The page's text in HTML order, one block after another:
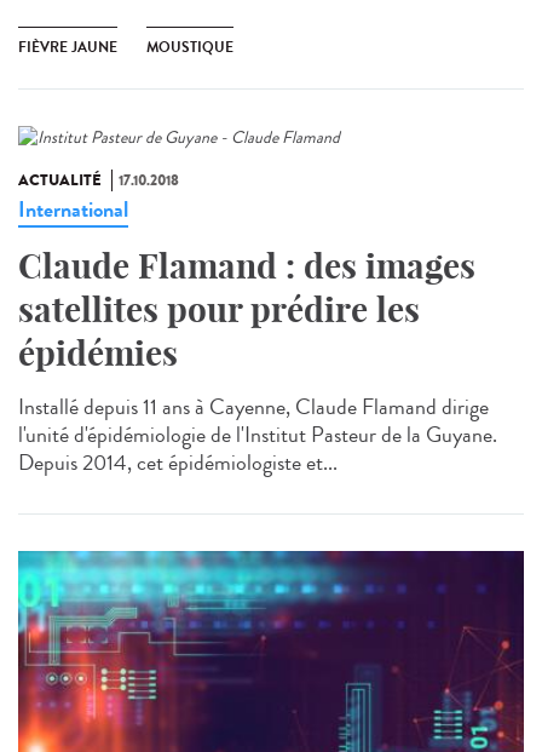
FIÈVRE JAUNE MOUSTIQUE
ACTUALITÉ 17.10.2018
International
Claude Flamand : des images
satellites pour prédire les
épidémies
Installé depuis 11 ans à Cayenne, Claude Flamand dirige
l'unité d'épidémiologie de l'Institut Pasteur de la Guyane.
Depuis 2014, cet épidémiologiste et...